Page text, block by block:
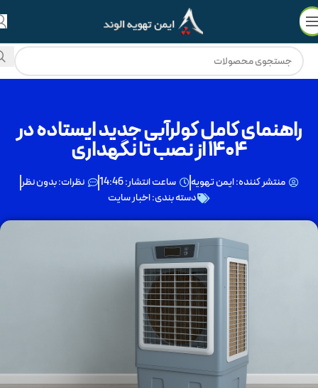
راهنمای کامل کولرآبی جدید ایستاده در
۱۴۰۴ از نصب تا نگهداری
منتشر کننده:ایمن تهویه ساعت انتشار:14:46 نظرات:بدون نظر
دسته بندی:اخبار سایت
🔥فروش ویژه با